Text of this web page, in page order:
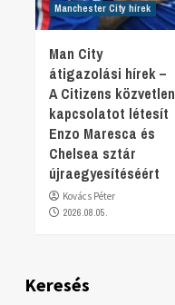
Manchester City hírek
Man City
átigazolási hírek –
A Citizens közvetlen
kapcsolatot létesít
Enzo Maresca és
Chelsea sztár
újraegyesítéséért
Kovács Péter
2026.08.05.
Keresés